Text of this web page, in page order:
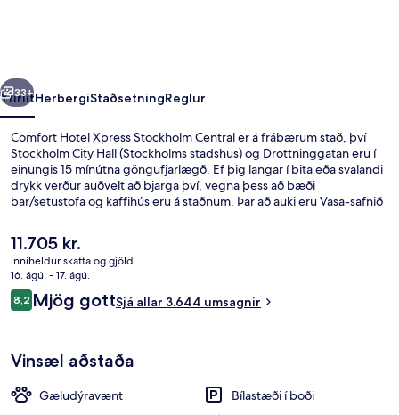
Næsta
33+
YfirlitHerbergiStaðsetningReglur
Comfort Hotel Xpress Stockholm Central er á frábærum stað, því
Stockholm City Hall (Stockholms stadshus) og Drottninggatan eru í
einungis 15 mínútna göngufjarlægð. Ef þig langar í bita eða svalandi
drykk verður auðvelt að bjarga því, vegna þess að bæði
bar/setustofa og kaffihús eru á staðnum. Þar að auki eru Vasa-safnið
Aðrir ferðamenn eru sérstaklega ánægðir með hversu stutt er í
almenningssamgöngur: Central lestarstöðin er í 2 mínútna
göngufjarlægð og Hötorget lestarstöðin er í 7 mínútna
göngufjarlægð.
Núverandi
verð
er
11.705 kr.
11.705 kr.
inniheldur skatta og gjöld
16. ágú. - 17. ágú.
Umsagnir
8,28,2 af 10
Mjög gottSjá allar 3.644 umsagnir
Vinsæl aðstaða
Gæludýravænt
Bílastæði í boði